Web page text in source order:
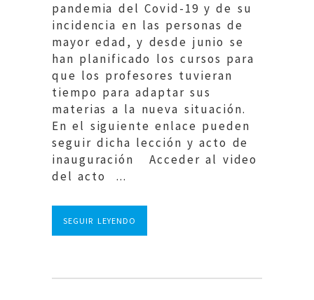
pandemia del Covid-19 y de su
incidencia en las personas de
mayor edad, y desde junio se
han planificado los cursos para
que los profesores tuvieran
tiempo para adaptar sus
materias a la nueva situación.
En el siguiente enlace pueden
seguir dicha lección y acto de
inauguración Acceder al video
del acto ...
SEGUIR LEYENDO